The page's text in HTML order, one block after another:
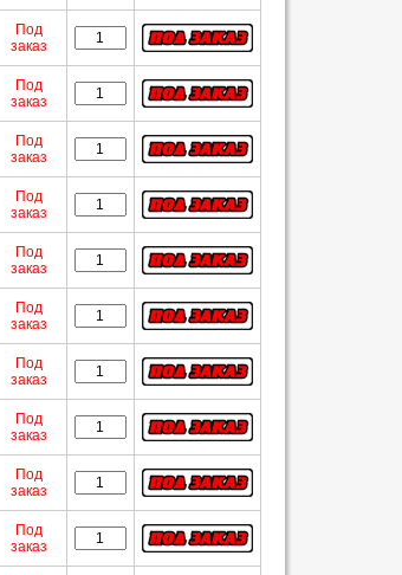
Под
заказ
Под
заказ
Под
заказ
Под
заказ
Под
заказ
Под
заказ
Под
заказ
Под
заказ
Под
заказ
Под
заказ